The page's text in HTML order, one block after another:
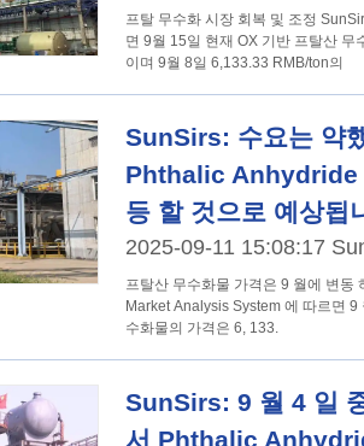
프탈 무수화 시장 회복 및 조정 SunSirs 상품 시장 분석 시스템에 따르
면 9월 15일 현재 OX 기반 프탈산
이며 9월 8일 6,133.33 RMB/ton의
SunSirs: 수요는 약
Phthalic Anhydride
등 할 것으로 예상됩
2025-09-11 15:08:17
프탈산 무수화물 가격은 9 월에 변동 하락했다.
Market Analysis System 에 따르면
수화물의 가격은 6, 133.
SunSirs: 9 월 4 일
서 Phthalic